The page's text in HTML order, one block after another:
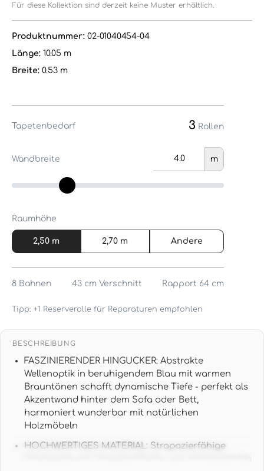
Für diese Kollektion sind derzeit keine Muster erhältlich.
Produktnummer: 02-01040454-04
Länge: 10.05 m
Breite: 0.53 m
Tapetenbedarf 3 Rollen
Wandbreite m
Raumhöhe
2,50 m 2,70 m Andere
8 Bahnen 43 cm Verschnitt Rapport 64 cm
Tipp: +1 Reserverolle für Reparaturen empfohlen
BESCHREIBUNG
FASZINIERENDER HINGUCKER: Abstrakte
Wellenoptik in beruhigendem Blau mit warmen
Brauntönen schafft dynamische Tiefe - perfekt als
Akzentwand hinter dem Sofa oder Bett,
harmoniert wunderbar mit natürlichen
Holzmöbeln
HOCHWERTIGES MATERIAL: Strapazierfähige